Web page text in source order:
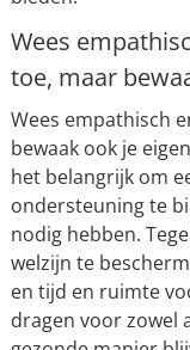
Wees
toe, maar
Wees empathisch
bewaak ook je
het belangrijk om
ondersteuning te
nodig hebben.
welzijn te
en tijd en ruimte
dragen voor zowel